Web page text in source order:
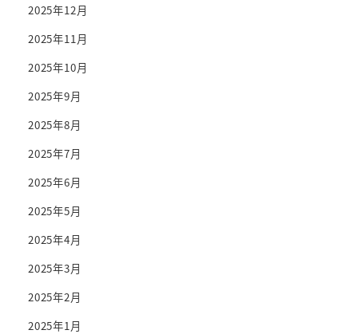
2025年12月
2025年11月
2025年10月
2025年9月
2025年8月
2025年7月
2025年6月
2025年5月
2025年4月
2025年3月
2025年2月
2025年1月